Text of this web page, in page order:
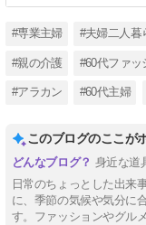
#専業主婦 #夫婦二人暮
#親の介護 #60代ファッ
#アラカン #60代主婦
このブログのここが
身近な道
日常のちょっとした出来
に、季節の気候や気分に
す。ファッションやグル